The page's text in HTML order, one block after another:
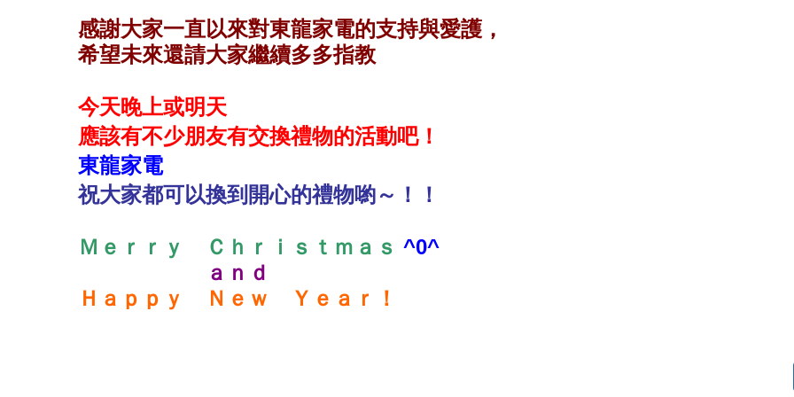
感謝大家一直以來對東龍家電的支持與愛護，
希望未來還請大家繼續多多指教
今天晚上或明天
應該有不少朋友有交換禮物的活動吧！
東龍家電
祝大家都可以換到開心的禮物喲～！！
Ｍｅｒｒｙ Ｃｈｒｉｓｔｍａｓ ^0^
ａｎｄ
Ｈａｐｐｙ Ｎｅｗ Ｙｅａｒ！